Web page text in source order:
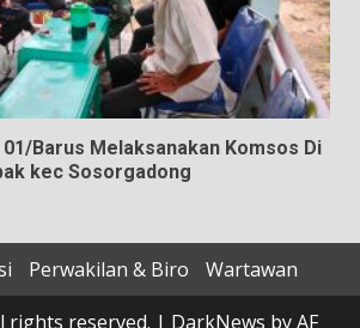
Barus Melaksanakan Komsos Di
kec Sosorgadong
Perwakilan & Biro
Wartawan
reserved. | DarkNews by AF